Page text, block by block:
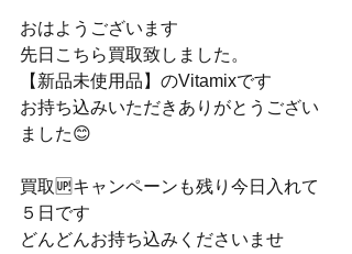
おはようございます
先日こちら買取致しました。
【新品未使用品】のVitamixです
お持ち込みいただきありがとうござい
ました😊
買取🆙キャンペーンも残り今日入れて
５日です
どんどんお持ち込みくださいませ